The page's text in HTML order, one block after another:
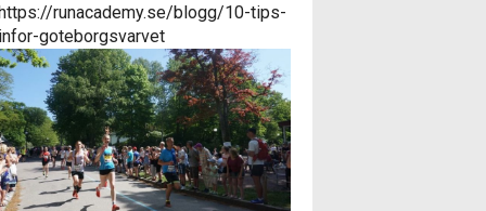
vi på Runacademy några av
anledningarna till att du som löpare ska
Minskar risken för
Med hjälp av
stärker vi upp muskler och
så att de får en ökad […]
runacademy.se/blogg/10-tips-
infor-goteborgsvarvet